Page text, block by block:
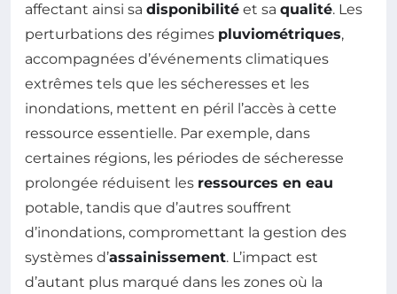
affectant ainsi sa disponibilité et sa qualité. Les
perturbations des régimes pluviométriques,
accompagnées d’événements climatiques
extrêmes tels que les sécheresses et les
inondations, mettent en péril l’accès à cette
ressource essentielle. Par exemple, dans
certaines régions, les périodes de sécheresse
prolongée réduisent les ressources en eau
potable, tandis que d’autres souffrent
d’inondations, compromettant la gestion des
systèmes d’assainissement. L’impact est
d’autant plus marqué dans les zones où la